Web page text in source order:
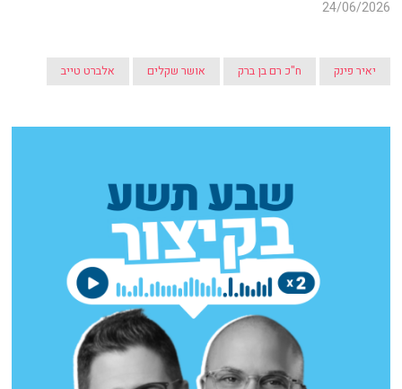
24/06/2026
יאיר פינק ח"כ רם בן ברק אושר שקלים אלברט טייב